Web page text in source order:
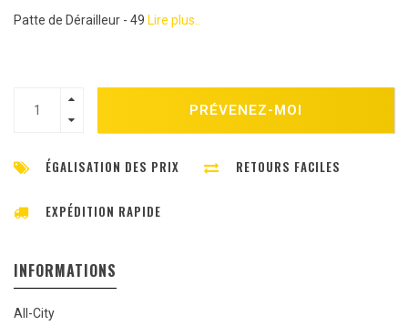
Patte de Dérailleur - 49 Lire plus..
PRÉVENEZ-MOI
ÉGALISATION DES PRIX RETOURS FACILES
EXPÉDITION RAPIDE
INFORMATIONS
All-City